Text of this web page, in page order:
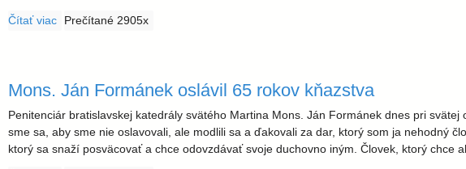
z
Čítať viac o Zapojme sa v nedeľu do zbierky na charitu
Prečítané 2905x
Mons. Ján Formánek oslávil 65 rokov kňazstva
Penitenciár bratislavskej katedrály svätého Martina Mons. Ján Formánek dnes pri
sme sa, aby sme nie oslavovali, ale modlili sa a ďakovali za dar, ktorý som ja nehodný
ktorý sa snaží posväcovať a chce odovzdávať svoje duchovno iným. Človek, ktorý chce